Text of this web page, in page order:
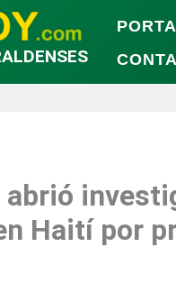
Haití por